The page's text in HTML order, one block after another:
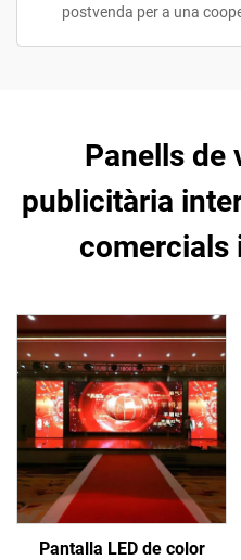
postvenda per a una
Panells de
publicitària
comercials
Pantalla LED de color